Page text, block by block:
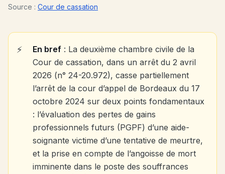
Source : Cour de cassation
En bref : La deuxième chambre civile de la
Cour de cassation, dans un arrêt du 2 avril
2026 (n° 24-20.972), casse partiellement
l’arrêt de la cour d’appel de Bordeaux du 17
octobre 2024 sur deux points fondamentaux
: l’évaluation des pertes de gains
professionnels futurs (PGPF) d’une aide-
soignante victime d’une tentative de meurtre,
et la prise en compte de l’angoisse de mort
imminente dans le poste des souffrances